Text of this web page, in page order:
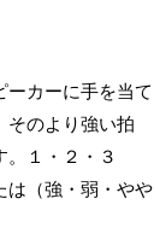
カーに手を当て
そのより強い拍
１・２・３
は（強・弱・やや